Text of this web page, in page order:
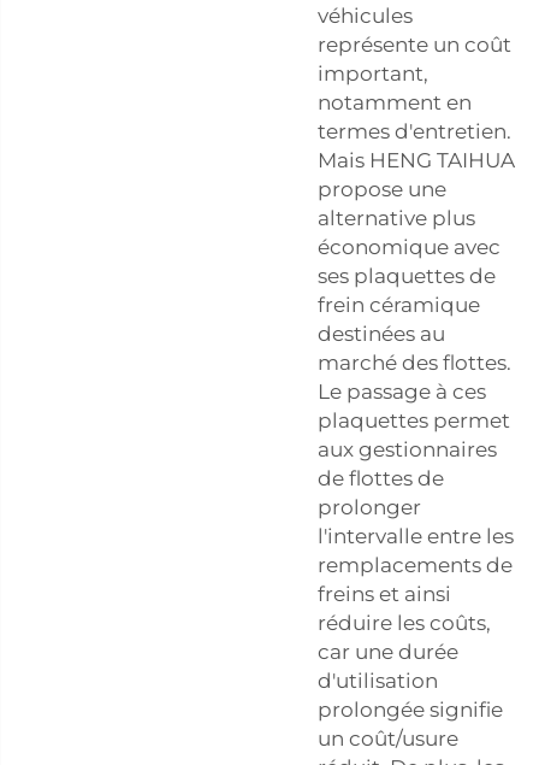
véhicules
représente un coût
important,
notamment en
termes d'entretien.
Mais HENG TAIHUA
propose une
alternative plus
économique avec
ses plaquettes de
frein céramique
destinées au
marché des flottes.
Le passage à ces
plaquettes permet
aux gestionnaires
de flottes de
prolonger
l'intervalle entre les
remplacements de
freins et ainsi
réduire les coûts,
car une durée
d'utilisation
prolongée signifie
un coût/usure